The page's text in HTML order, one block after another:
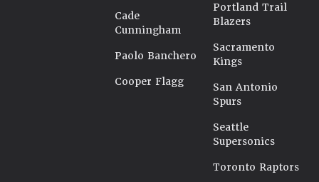
Cade
Cunningham
Paolo Banchero
Cooper Flagg
Portland Trail
Blazers
Sacramento
Kings
San Antonio
Spurs
Seattle
Supersonics
Toronto Raptors